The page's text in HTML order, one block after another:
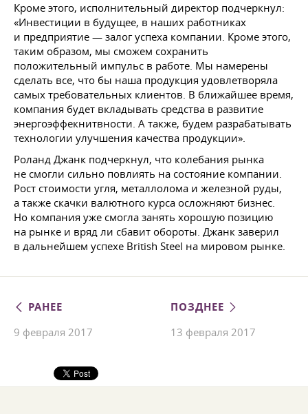
Кроме этого, исполнительный директор подчеркнул:
«Инвестиции в будущее, в наших работниках
и предприятие — залог успеха компании. Кроме этого,
таким образом, мы сможем сохранить
положительный импульс в работе. Мы намерены
сделать все, что бы наша продукция удовлетворяла
самых требовательных клиентов. В ближайшее время,
компания будет вкладывать средства в развитие
энергоэффекнитвности. А также, будем разрабатывать
технологии улучшения качества продукции».
Роланд Джанк подчеркнул, что колебания рынка
не смогли сильно повлиять на состояние компании.
Рост стоимости угля, металлолома и железной руды,
а также скачки валютного курса осложняют бизнес.
Но компания уже смогла занять хорошую позицию
на рынке и вряд ли сбавит обороты. Джанк заверил
в дальнейшем успехе British Steel на мировом рынке.
РАНЕЕ
9 февраля 2017
ПОЗДНЕЕ
13 февраля 2017